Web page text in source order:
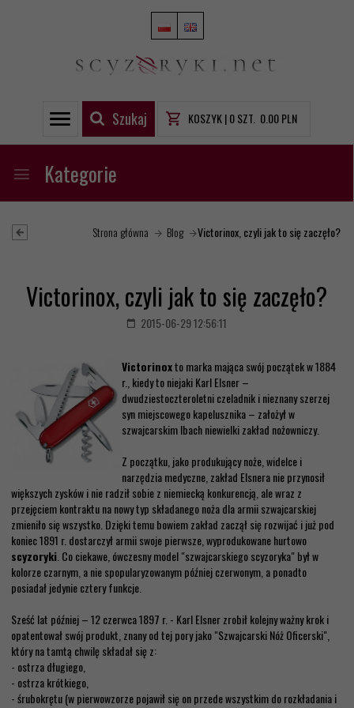
Szukaj KOSZYK |0SZT. 0.00PLN
Kategorie
Strona główna Blog Victorinox, czyli jak to się zaczęło?
Victorinox, czyli jak to się zaczęło?
2015-06-29 12:56:11
Victorinoxto marka mająca swój początek w 1884
r., kiedy to niejaki Karl Elsner –
dwudziestoczteroletni czeladnik i nieznany szerzej
syn miejscowego kapelusznika – założył w
szwajcarskim Ibach niewielki zakład nożowniczy.
Z początku, jako produkujący noże, widelce i
narzędzia medyczne, zakład Elsnera nie przynosił
większych zysków i nie radził sobie z niemiecką konkurencją, ale wraz z
przejęciem kontraktu na nowy typ składanego noża dla armii szwajcarskiej
zmieniło się wszystko. Dzięki temu bowiem zakład zaczął się rozwijać i już pod
koniec 1891 r. dostarczył armii swoje pierwsze, wyprodukowane hurtowo
scyzoryki . Co ciekawe, ówczesny model "szwajcarskiego scyzoryka" był w
kolorze czarnym, a nie spopularyzowanym później czerwonym, a ponadto
posiadał jedynie cztery funkcje.
Sześć lat później – 12 czerwca 1897 r. - Karl Elsner zrobił kolejny ważny krok i
opatentował swój produkt, znany od tej pory jako "Szwajcarski Nóż Oficerski",
który na tamtą chwilę składał się z:
- ostrza długiego,
- ostrza krótkiego,
- śrubokrętu (w pierwowzorze pojawił się on przede wszystkim do rozkładania i